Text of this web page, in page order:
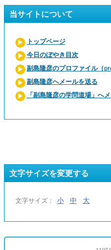
当サイトについて
トップページ
今日のぼやき目次
副島隆彦のプロファイル（
副島隆彦へメールを送る
「副島隆彦の学問道場」へ
文字サイズを変更する
文字サイズ： 小 中 大